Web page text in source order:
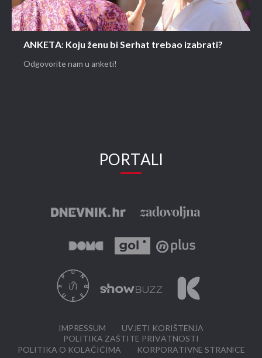
ANKETA: Koju ženu bi Serhat trebao izabrati?
Odgovorite nam u anketi!
PORTALI
IMPRESSUM
UVJETI KORIŠTENJA
POLITIKA ZAŠTITE PRIVATNOSTI
POLITIKA O KOLAČIĆIMA
KORPORATIVNE STRANICE